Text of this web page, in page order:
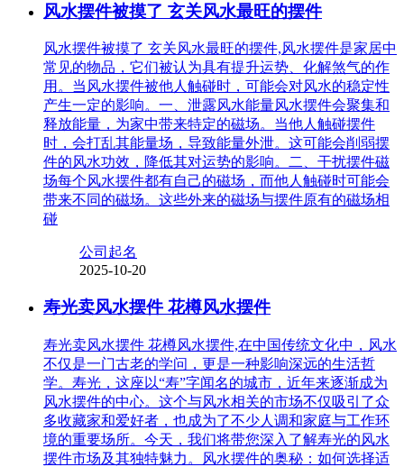
风水摆件被摸了 玄关风水最旺的摆件
风水摆件被摸了 玄关风水最旺的摆件,风水摆件是家居中
常见的物品，它们被认为具有提升运势、化解煞气的作
用。当风水摆件被他人触碰时，可能会对风水的稳定性
产生一定的影响。一、泄露风水能量风水摆件会聚集和
释放能量，为家中带来特定的磁场。当他人触碰摆件
时，会打乱其能量场，导致能量外泄。这可能会削弱摆
件的风水功效，降低其对运势的影响。二、干扰摆件磁
场每个风水摆件都有自己的磁场，而他人触碰时可能会
带来不同的磁场。这些外来的磁场与摆件原有的磁场相
碰
公司起名
2025-10-20
寿光卖风水摆件 花樽风水摆件
寿光卖风水摆件 花樽风水摆件,在中国传统文化中，风水
不仅是一门古老的学问，更是一种影响深远的生活哲
学。寿光，这座以“寿”字闻名的城市，近年来逐渐成为
风水摆件的中心。这个与风水相关的市场不仅吸引了众
多收藏家和爱好者，也成为了不少人调和家庭与工作环
境的重要场所。今天，我们将带您深入了解寿光的风水
摆件市场及其独特魅力。风水摆件的奥秘：如何选择适